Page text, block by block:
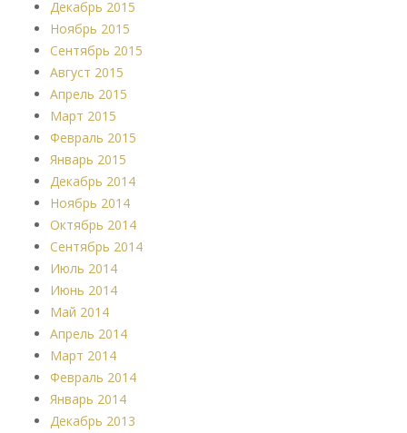
Декабрь 2015
Ноябрь 2015
Сентябрь 2015
Август 2015
Апрель 2015
Март 2015
Февраль 2015
Январь 2015
Декабрь 2014
Ноябрь 2014
Октябрь 2014
Сентябрь 2014
Июль 2014
Июнь 2014
Май 2014
Апрель 2014
Март 2014
Февраль 2014
Январь 2014
Декабрь 2013